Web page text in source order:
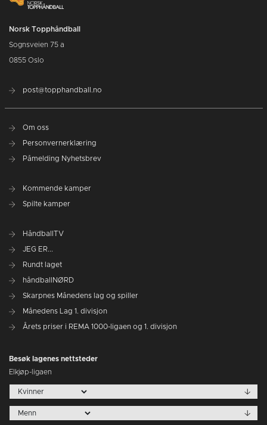
Norsk Topphåndball
Sognsveien 75 a
0855 Oslo
post@topphandball.no
Om oss
Personvernerklæring
Påmelding Nyhetsbrev
Kommende kamper
Spilte kamper
HåndballTV
JEG ER...
Rundt laget
håndballNØRD
Skarpnes Månedens lag og spiller
Månedens Lag 1. divisjon
Årets priser i REMA 1000-ligaen og 1. divisjon
Besøk lagenes nettsteder
Elkjøp-ligaen